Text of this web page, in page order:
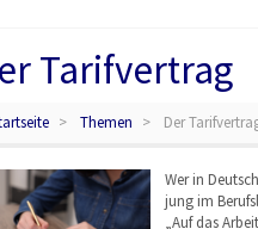
Tarifvertrag
Themen Der
Wer in
jung im
„Auf das